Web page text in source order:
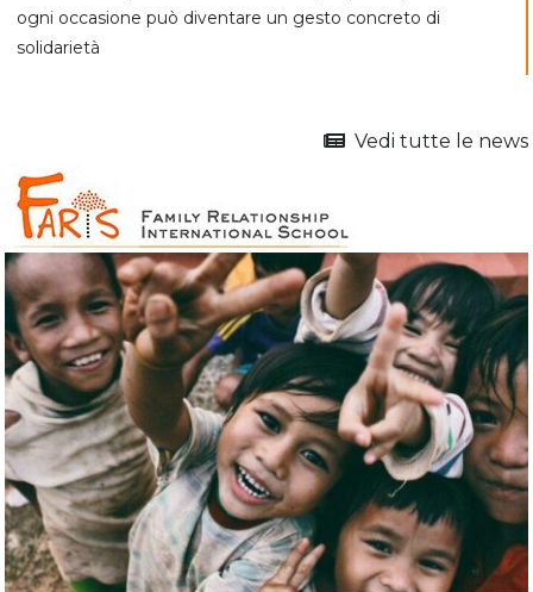
ogni occasione può diventare un gesto concreto di
solidarietà
Vedi tutte le news